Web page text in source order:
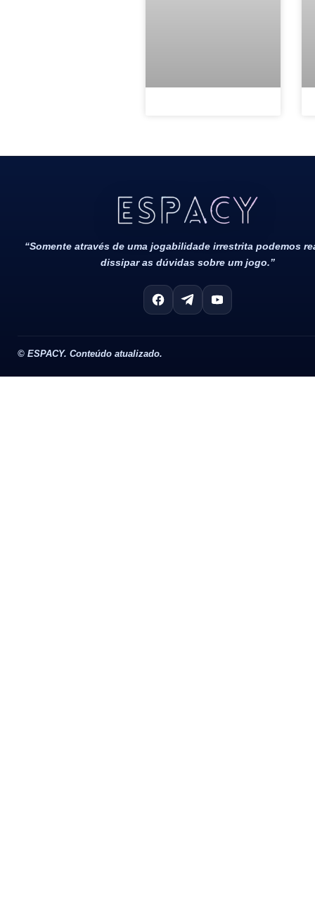
Todos Os Direitos Reservados 2022/2023​
“Somente através de uma jogabilidade irrestrita podemos
dissipar as dúvidas sobre um jogo.”
© ESPACY. Conteúdo atualizado.